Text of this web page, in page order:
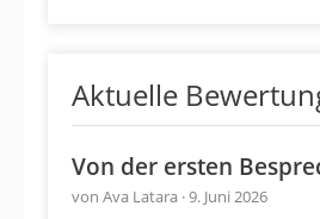
Aktuelle
Von der ersten
von Ava Latara · 9. Juni 2026